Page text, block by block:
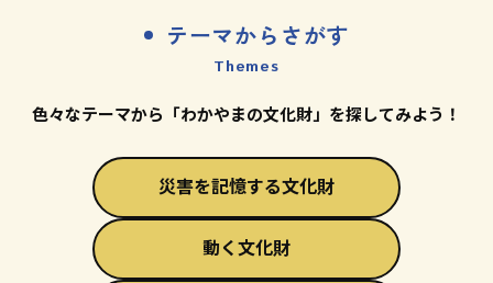
テーマからさがす
Themes
色々なテーマから「わかやまの文化財」を探してみよう！
災害を記憶する文化財
動く文化財